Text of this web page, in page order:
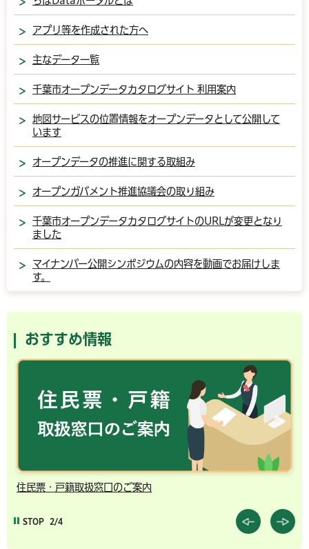
アプリ等を作成された方へ
主なデータ一覧
千葉市オープンデータカタログサイト 利用案内
地図サービスの位置情報をオープンデータとして公開して
います
オープンデータの推進に関する取組み
オープンガバメント推進協議会の取り組み
千葉市オープンデータカタログサイトのURLが変更となり
ました
マイナンバー公開シンポジウムの内容を動画でお届けしま
す。
おすすめ情報
住民票・戸籍取扱窓口のご案内
STOP 2/4